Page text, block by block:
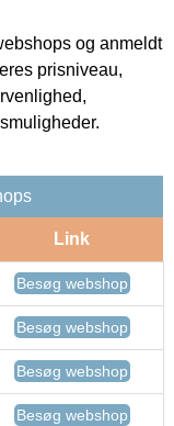
og anmeldt
prisniveau,
Link
Besøg webshop
Besøg webshop
Besøg webshop
Besøg webshop